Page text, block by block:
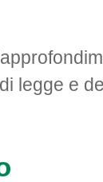
legge e